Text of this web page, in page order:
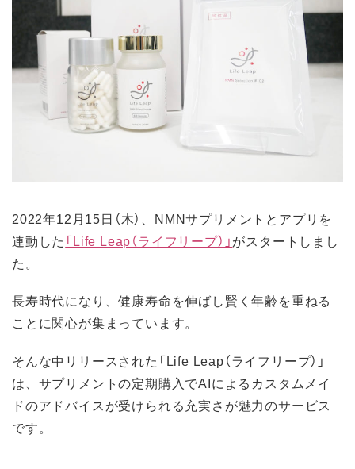
2022年12月15日（木）、NMNサプリメントとアプリを
連動した 「Life Leap（ライフリープ）」がスタートしまし
た。
長寿時代になり、健康寿命を伸ばし賢く年齢を重ねる
ことに関心が集まっています。
そんな中リリースされた「Life Leap（ライフリープ）」
は、サプリメントの定期購入でAIによるカスタムメイ
ドのアドバイスが受けられる充実さが魅力のサービス
です。